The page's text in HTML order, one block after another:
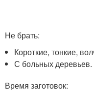
Не брать:
Короткие, тонкие,
С больных деревьев.
Время заготовок: